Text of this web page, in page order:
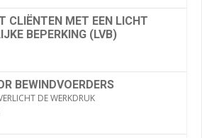
CLIËNTEN MET EEN LICHT
BEPERKING (LVB)
BEWINDVOERDERS
DE WERKDRUK